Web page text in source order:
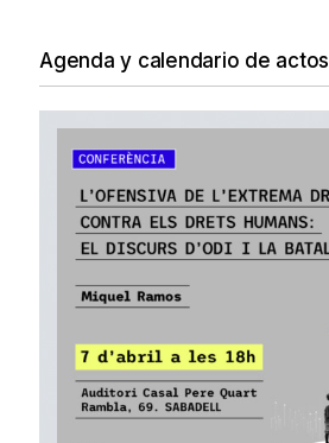
Agenda y calendario de actos